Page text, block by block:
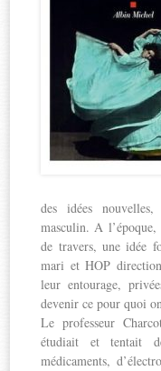
des idées
masculin. A
de travers, une idée
mari et HOP
leur entourage,
devenir ce pour quoi
Le professeur
étudiait et tentait
médicaments,